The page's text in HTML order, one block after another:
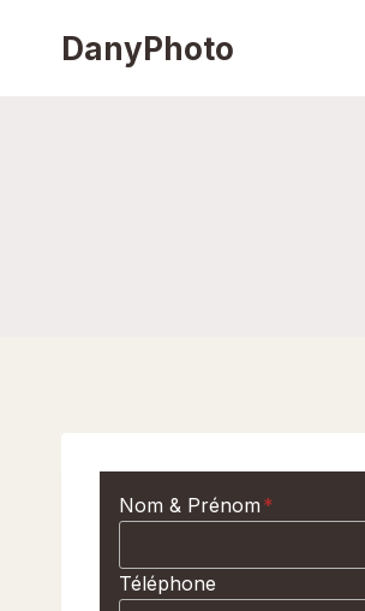
DanyPhoto
Nom & Prénom *
Téléphone